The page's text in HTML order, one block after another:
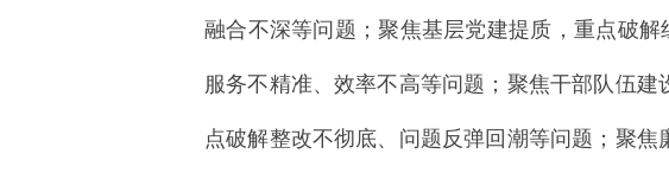
融合不深等问题；聚焦基层党建提质，重点破
服务不精准、效率不高等问题；聚焦干部队伍
点破解整改不彻底、问题反弹回潮等问题；聚